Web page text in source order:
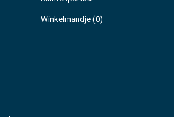
Winkelmandje (0)